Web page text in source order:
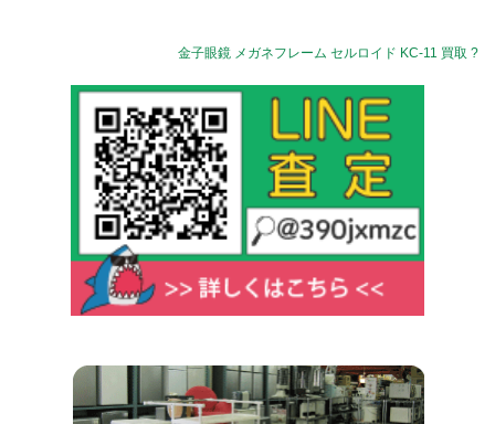
金子眼鏡 メガネフレーム セルロイド KC-11 買取 ?